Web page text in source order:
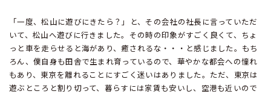
「一度、松山に遊びにきたら？」と、その会社の社長に言っていただ
いて、松山へ遊びに行きました。その時の印象がすごく良くて、ちょ
っと車を走らせると海があり、癒されるな・・・と感じました。もち
ろん、僕自身も田舎で生まれ育っているので、華やかな都会への憧れ
もあり、東京を離れることにすごく迷いはありました。ただ、東京は
遊ぶところと割り切って、暮らすには家賃も安いし、空港も近いので